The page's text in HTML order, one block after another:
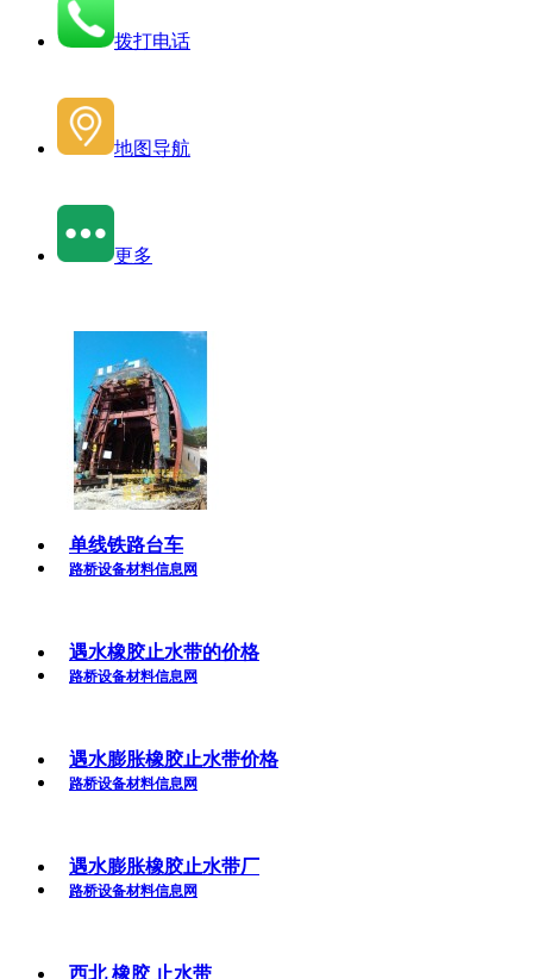
拨打电话
地图导航
更多
单线铁路台车
路桥设备材料信息网
遇水橡胶止水带的价格
路桥设备材料信息网
遇水膨胀橡胶止水带价格
路桥设备材料信息网
遇水膨胀橡胶止水带厂
路桥设备材料信息网
西北 橡胶 止水带